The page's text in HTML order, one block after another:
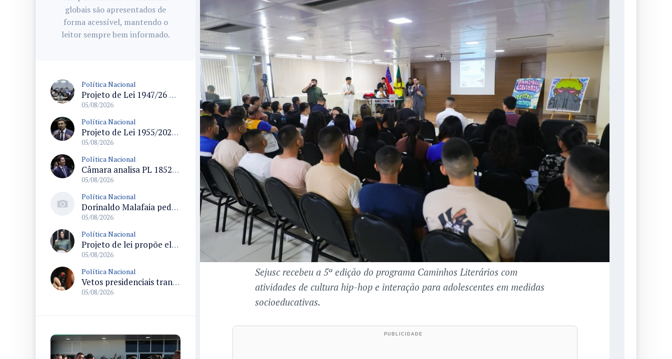
globais são apresentados de
forma acessível, mantendo o
leitor sempre bem informado.
Política Nacional
Projeto de Lei 1947/26 propõe fim de margens para cartão de crédito e consignado do INSS
05/08/2026
Política Nacional
Projeto de Lei 1955/2026 propõe criação de geração livre de fumo ao restringir venda de vapes a nascidos desde 1º de janeiro de 2009
05/08/2026
Política Nacional
Câmara analisa PL 1852/26 que institui Política Nacional de Gestão de Desempenho e Eficiência para servidores públicos
05/08/2026
Política Nacional
Dorinaldo Malafaia pede vacinação ativa ao Ministério da Saúde para reverter queda na cobertura vacinal no Brasil
05/08/2026
Política Nacional
Projeto de lei propõe elevar para R$ 250 mil limite de isenção do IPI para pessoas com deficiência e autismo
05/08/2026
Política Nacional
Vetos presidenciais trancam a pauta do Congresso com 87 itens pendentes e incluem trechos do Orçamento de 2026
05/08/2026
Sejusc recebeu a 5ª edição do programa Caminhos Literários com
atividades de cultura hip-hop e interação para adolescentes em medidas
socioeducativas.